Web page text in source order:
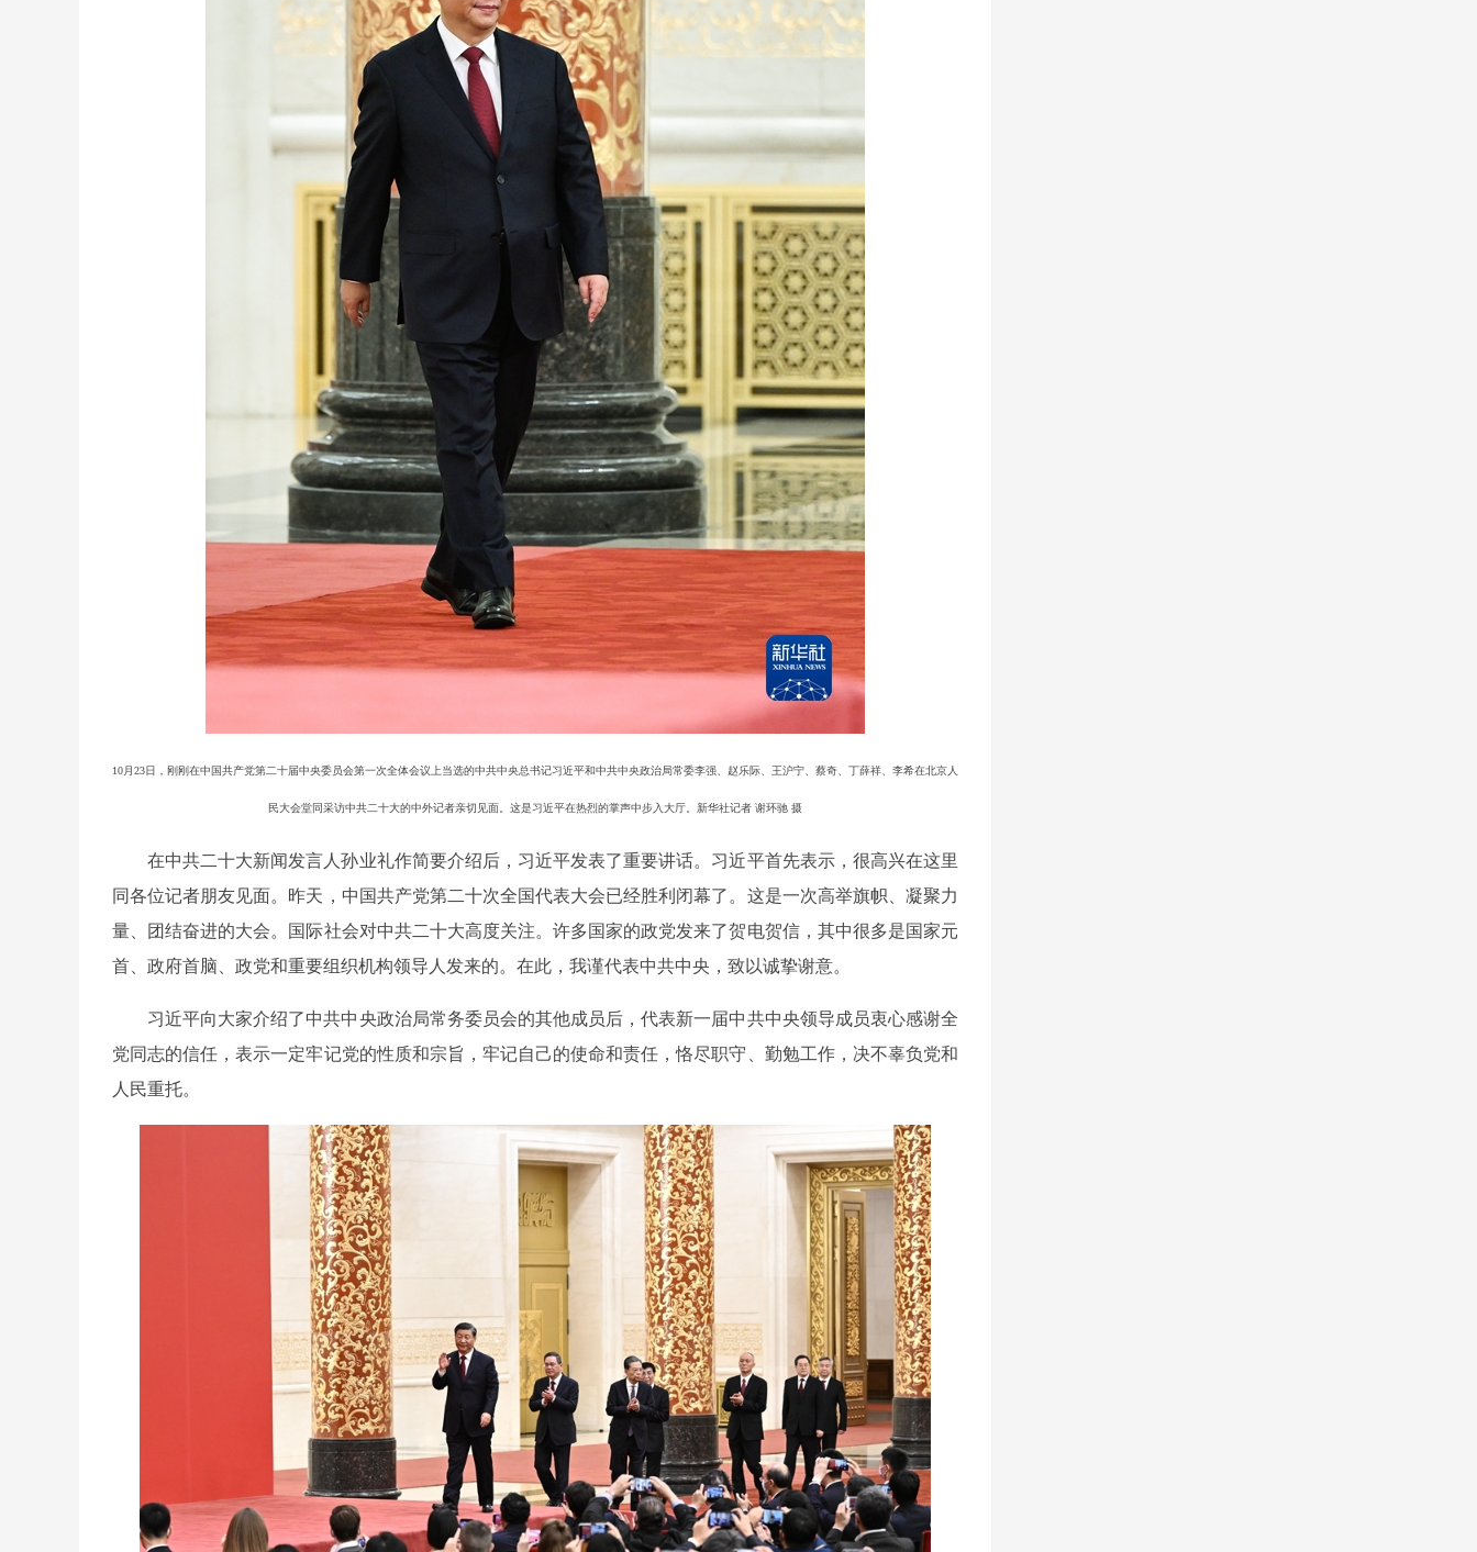
10月23日，刚刚在中国共产党第二十届中央委员会第一次全体会议上当选的中共中央总书记习近平和中共中央政治局常委李强、赵乐际、王沪宁、蔡奇、丁薛祥、李希在北京人
民大会堂同采访中共二十大的中外记者亲切见面。这是习近平在热烈的掌声中步入大厅。新华社记者 谢环驰 摄
在中共二十大新闻发言人孙业礼作简要介绍后，习近平发表了重要讲话。习近平首先表示，很高兴在这里
同各位记者朋友见面。昨天，中国共产党第二十次全国代表大会已经胜利闭幕了。这是一次高举旗帜、凝聚力
量、团结奋进的大会。国际社会对中共二十大高度关注。许多国家的政党发来了贺电贺信，其中很多是国家元
首、政府首脑、政党和重要组织机构领导人发来的。在此，我谨代表中共中央，致以诚挚谢意。
习近平向大家介绍了中共中央政治局常务委员会的其他成员后，代表新一届中共中央领导成员衷心感谢全
党同志的信任，表示一定牢记党的性质和宗旨，牢记自己的使命和责任，恪尽职守、勤勉工作，决不辜负党和
人民重托。